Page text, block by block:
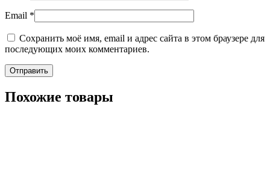
Email *
Сохранить моё имя, email и адрес сайта в этом браузере для
последующих моих комментариев.
Похожие товары